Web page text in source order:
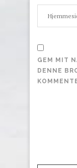
GEM MIT
DENNE